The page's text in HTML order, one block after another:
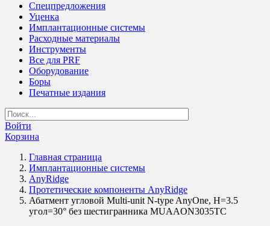
Спецпредложения
Уценка
Имплантационные системы
Расходные материалы
Инструменты
Все для PRF
Оборудование
Боры
Печатные издания
Войти
Корзина
Главная страница
Имплантационные системы
AnyRidge
Протетические компоненты AnyRidge
Абатмент угловой Multi-unit N-type AnyOne, H=3.5
угол=30° без шестигранника MUAAON3035TC